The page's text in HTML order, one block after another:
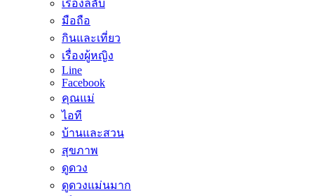
เรื่องลี้ลับ
มือถือ
กินและเที่ยว
เรื่องผู้หญิง
Line
Facebook
คุณแม่
ไอที
บ้านและสวน
สุขภาพ
ดูดวง
ดูดวงแม่นมาก